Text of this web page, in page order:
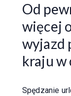
Od
więcej
wyjazd
kraju w
Spędzanie